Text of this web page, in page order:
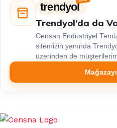
trendyol
Trendyol’da da
Censan Endüstriyel
sitemizin yanında
üzerinden de